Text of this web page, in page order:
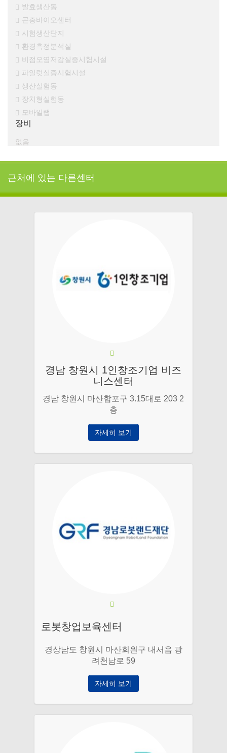
발효생산동
곤충바이오센터
시험생산단지
환경측정분석실
비점오염저감실증시험시설
파일럿실증시험시설
생산실험동
장치형실험동
모바일랩
장비
없음
근처에 있는 다른센터
경남 창원시 1인창조기업 비즈
니스센터
경남 창원시 마산합포구 3.15대로 203 2
층
자세히 보기
로봇창업보육센터
경상남도 창원시 마산회원구 내서읍 광
려천남로 59
자세히 보기